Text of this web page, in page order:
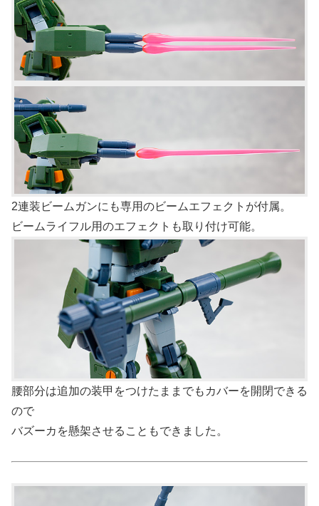
2連装ビームガンにも専用のビームエフェクトが付属。
ビームライフル用のエフェクトも取り付け可能。
腰部分は追加の装甲をつけたままでもカバーを開閉できる
ので
バズーカを懸架させることもできました。